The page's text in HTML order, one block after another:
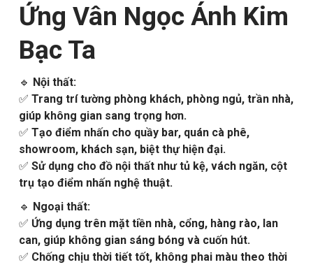
Ứng Vân Ngọc Ánh Kim
Bạc Ta
🔹 Nội thất:
✅ Trang trí tường phòng khách, phòng ngủ, trần nhà,
giúp không gian sang trọng hơn.
✅ Tạo điểm nhấn cho quầy bar, quán cà phê,
showroom, khách sạn, biệt thự hiện đại.
✅ Sử dụng cho đồ nội thất như tủ kệ, vách ngăn, cột
trụ tạo điểm nhấn nghệ thuật.
🔹 Ngoại thất:
✅ Ứng dụng trên mặt tiền nhà, cổng, hàng rào, lan
can, giúp không gian sáng bóng và cuốn hút.
✅ Chống chịu thời tiết tốt, không phai màu theo thời